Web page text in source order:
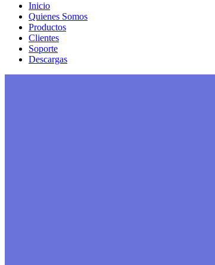
Inicio
Quienes Somos
Productos
Clientes
Soporte
Descargas